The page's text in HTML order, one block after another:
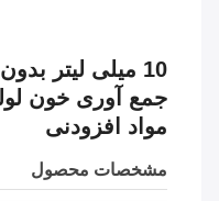
10 میلی لیتر
جمع آوری خون
مواد افزودنی
مشخصات محصول